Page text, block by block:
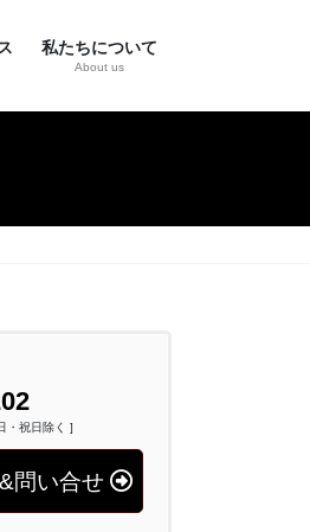
私たちについて
About us
・祝日除く ]
問い合せ